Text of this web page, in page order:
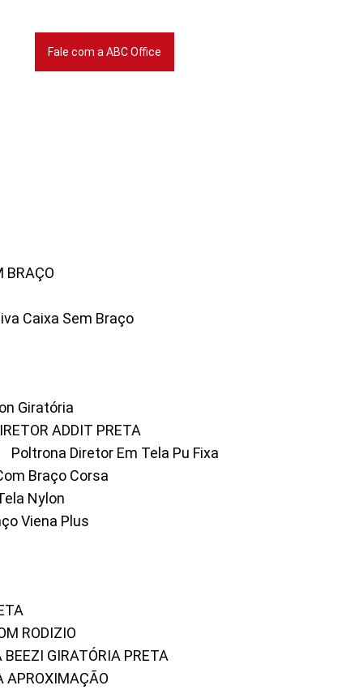
Fale com a ABC Office
BRAÇO
Caixa Sem Braço
Giratória
ADDIT PRETA
Poltrona Diretor Em Tela Pu Fixa
Braço Corsa
Nylon
Viena Plus
RODIZIO
BEEZI GIRATÓRIA PRETA
APROXIMAÇÃO